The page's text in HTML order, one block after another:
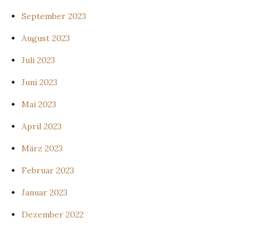
September 2023
August 2023
Juli 2023
Juni 2023
Mai 2023
April 2023
März 2023
Februar 2023
Januar 2023
Dezember 2022